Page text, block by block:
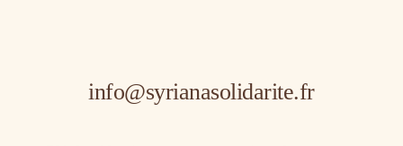
info@syrianasolidarite.fr